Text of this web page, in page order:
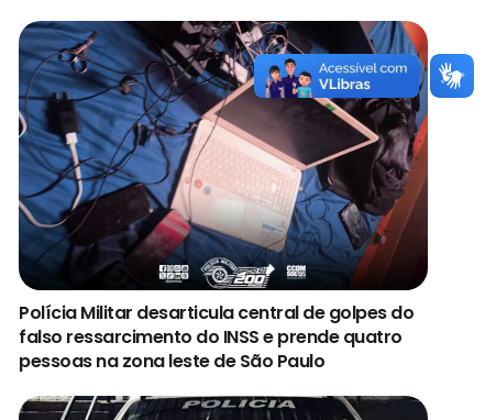
Polícia Militar desarticula central de golpes do
falso ressarcimento do INSS e prende quatro
pessoas na zona leste de São Paulo